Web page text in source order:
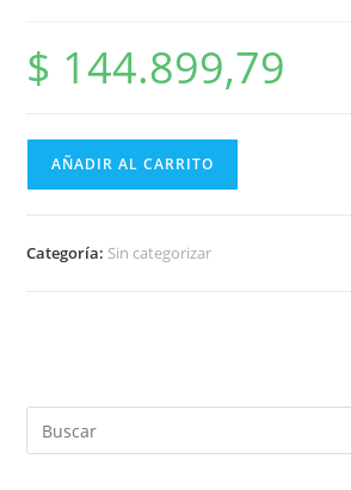
$ 144.899,79
AÑADIR AL CARRITO
Categoría: Sin categorizar